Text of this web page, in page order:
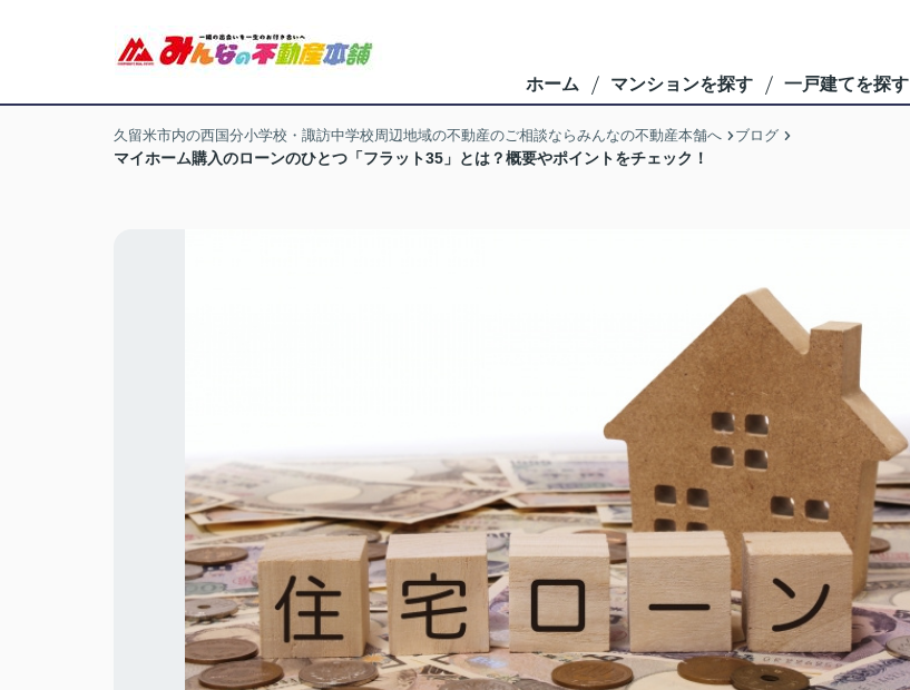
ホーム マンションを探す 一戸建てを探す
久留米市内の西国分小学校・諏訪中学校周辺地域の不動産のご相談ならみんなの不動産本舗へ ブログ
マイホーム購入のローンのひとつ「フラット35」とは？概要やポイントをチェック！